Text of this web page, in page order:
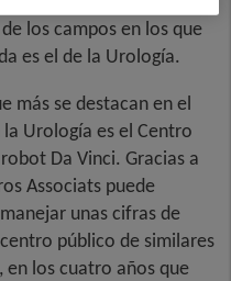
los campos en los que
es el de la Urología.
más se destacan en el
Urología es el Centro
Da Vinci. Gracias a
Associats puede
unas cifras de
público de similares
en los cuatro años que